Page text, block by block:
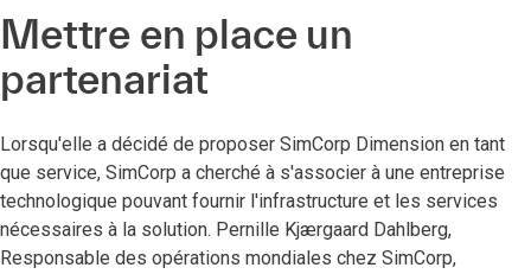
Mettre en place un
partenariat
Lorsqu'elle a décidé de proposer SimCorp Dimension en tant
que service, SimCorp a cherché à s'associer à une entreprise
technologique pouvant fournir l'infrastructure et les services
nécessaires à la solution. Pernille Kjærgaard Dahlberg,
Responsable des opérations mondiales chez SimCorp,